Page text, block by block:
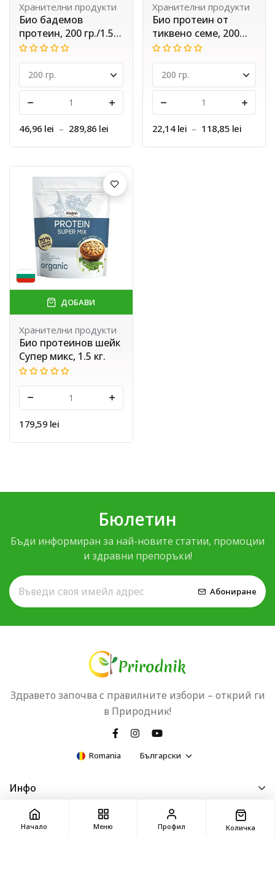
Хранителни продукти
Био бадемов
протеин, 200 гр./1.5
кг.
46,96 lei – 289,86 lei
Хранителни продукти
Био протеин от
тиквено семе, 200
гр./1.5 кг.
22,14 lei – 118,85 lei
ДОБАВИ
Хранителни продукти
Био протеинов шейк
Супер микс, 1.5 кг.
179,59 lei
Бюлетин
Бъди информиран за най-новите статии, промоции
и здравни препоръки!
Абониране
Здравето започва с правилните избори – открий ги
в Природник!
Romania Български
Инфо
По закон
Начало Меню Профил Количка